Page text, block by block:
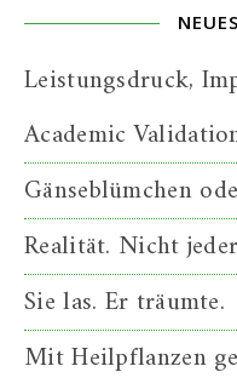
Leistungsdruck,
Academic
Gänseblümchen
Realität. Nicht
Sie las. Er träumte.
Mit Heilpflanzen